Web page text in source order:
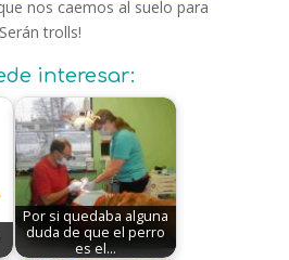
nos caemos al suelo para
trolls!
interesar:
Por si quedaba alguna
duda de que el perro
es el…